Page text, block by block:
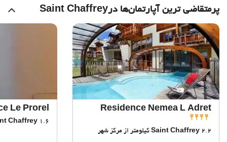
پرمتقاضی ترین آپارتمان‌‌ها درSaint Chaffrey
Residence Nemea L Adret
Saint Chaffrey 2.2 کیلومتر از مرکز شهر
Le Prorel
Chaffrey 1.6 کیلومتر از مرکز شهر